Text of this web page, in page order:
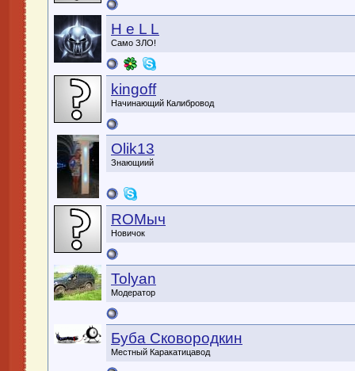
H e L L
Само ЗЛО!
kingoff
Начинающий Калибровод
Olik13
Знающиий
ROMыч
Новичок
Tolyan
Модератор
Буба Сковородкин
Местный Каракатицавод